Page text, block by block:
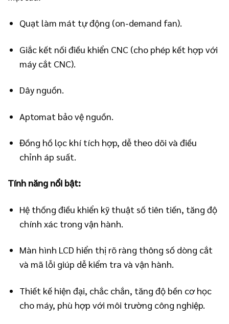
Quạt làm mát tự động (on-demand fan).
Giắc kết nối điều khiển CNC (cho phép kết hợp với
máy cắt CNC).
Dây nguồn.
Aptomat bảo vệ nguồn.
Đồng hồ lọc khí tích hợp, dễ theo dõi và điều
chỉnh áp suất.
Tính năng nổi bật:
Hệ thống điều khiển kỹ thuật số tiên tiến, tăng độ
chính xác trong vận hành.
Màn hình LCD hiển thị rõ ràng thông số dòng cắt
và mã lỗi giúp dễ kiểm tra và vận hành.
Thiết kế hiện đại, chắc chắn, tăng độ bền cơ học
cho máy, phù hợp với môi trường công nghiệp.